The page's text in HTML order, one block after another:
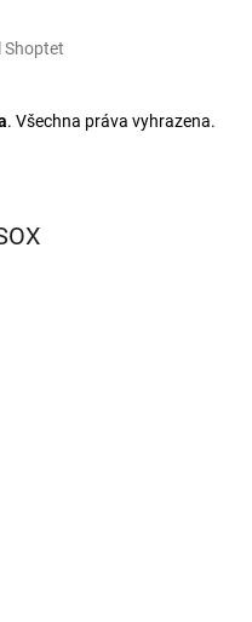
Shoptet
. Všechna práva vyhrazena.